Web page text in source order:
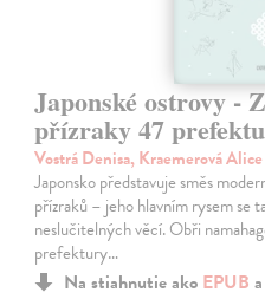
Japonské ostrovy -
přízraky 47
Vostrá Denisa, Kraemerová Alice
Japonsko představuje směs
přízraků – jeho hlavním rysem se
neslučitelných věcí. Obři
prefektury…
Na stiahnutie ako EPUB a